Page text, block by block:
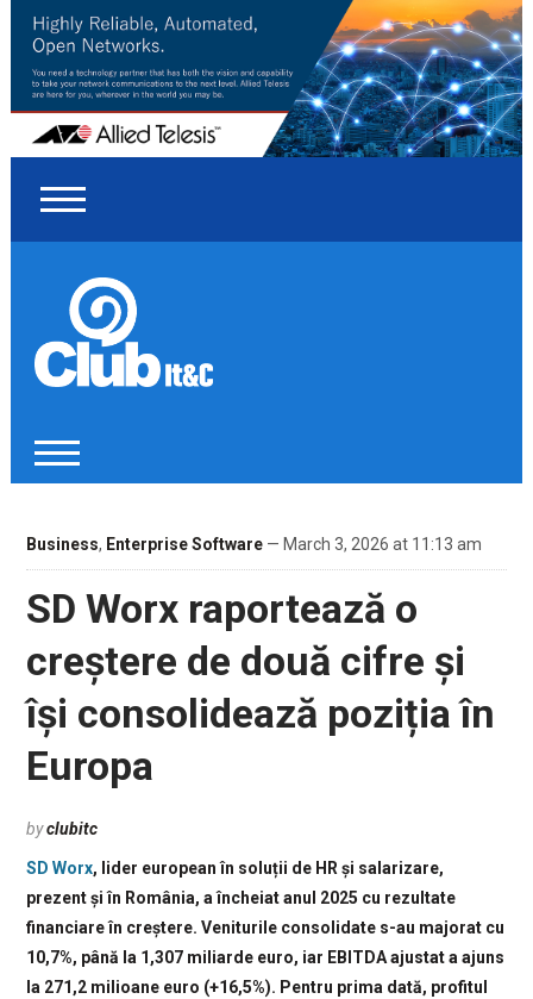
Business, Enterprise Software— March 3, 2026 at 11:13 am
SD Worx raportează o
creștere de două cifre și
își consolidează poziția în
Europa
byclubitc
SD Worx, lider european în soluții de HR și salarizare,
prezent și în România, a încheiat anul 2025 cu rezultate
financiare în creștere. Veniturile consolidate s-au majorat cu
10,7%, până la 1,307 miliarde euro, iar EBITDA ajustat a ajuns
la 271,2 milioane euro (+16,5%). Pentru prima dată, profitul